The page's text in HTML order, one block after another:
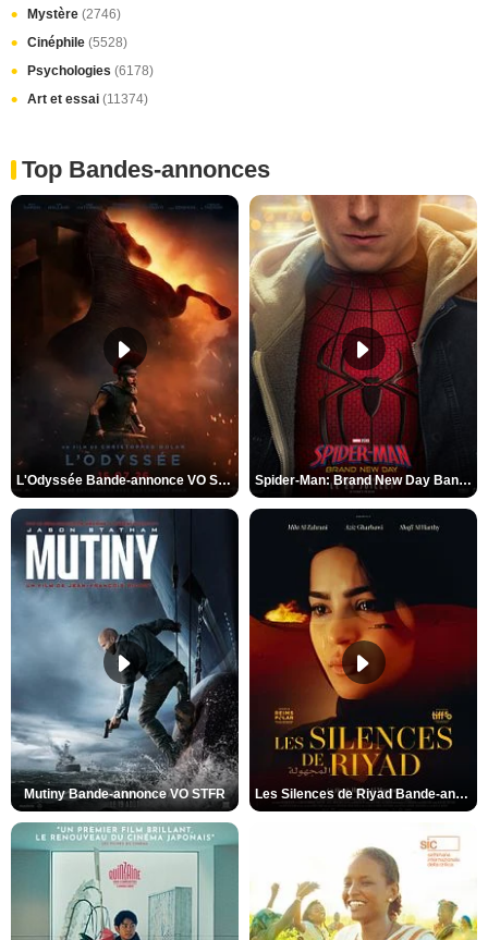
Mystère (2746)
Cinéphile (5528)
Psychologies (6178)
Art et essai (11374)
Top Bandes-annonces
L'Odyssée Bande-annonce VO STFR Spider-Man: Brand New Day Bande-annonce VO STFR
Mutiny Bande-annonce VO STFR Les Silences de Riyad Bande-annonce VO STFR